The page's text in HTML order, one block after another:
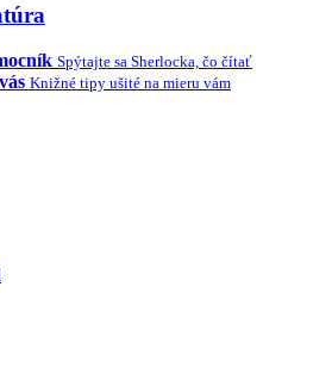
Spýtajte sa Sherlocka, čo čítať
Knižné tipy ušité na mieru vám